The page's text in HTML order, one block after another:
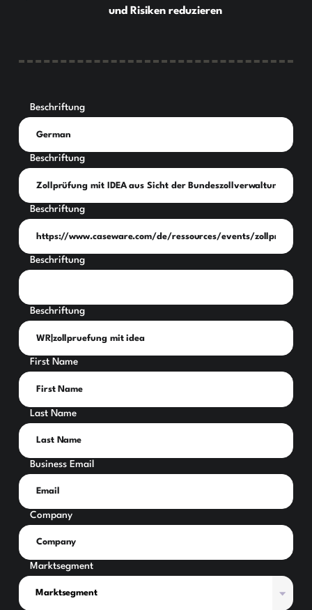
und Risiken reduzieren
Beschriftung
Beschriftung
Beschriftung
Beschriftung
Beschriftung
First Name
Last Name
Business Email
Company
Marktsegment